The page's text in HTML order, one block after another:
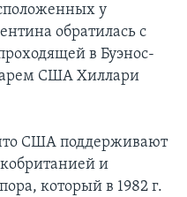
у
обратилась с
в Буэнос-
США Хиллари
США поддерживают
и
который в 1982 г.